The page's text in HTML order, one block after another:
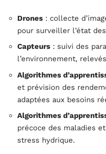
Drones : collecte
pour surveiller l’état
Capteurs : suivi des
l’environnement,
Algorithmes
et prévision des
adaptées aux besoins
Algorithmes
précoce des maladies
stress hydrique.